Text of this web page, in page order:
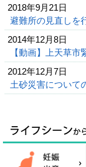
2018年9月21日
避難所の見直しを
2014年12月8日
【動画】上天草
2012年12月7日
土砂災害について